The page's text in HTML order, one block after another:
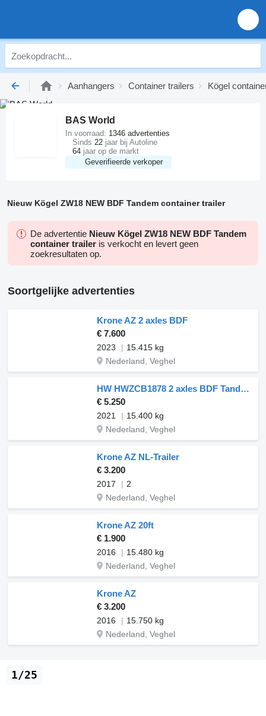
Aanhangers Container trailers Kögel
BAS World
Geverifieerde verkoper
In voorraad: 1346 advertenties
Sinds 22 jaar bij Autoline
64 jaar op de markt
Nieuw Kögel ZW18 NEW BDF Tandem container trailer
De advertentie Nieuw Kögel ZW18 NEW BDF Tandem
container trailer is verkocht en levert geen
zoekresultaten op.
Soortgelijke advertenties
Krone AZ 2 axles BDF
€ 7.600
2023
15.415 kg
Nederland, Veghel
HW HWZCB1878 2 axles BDF Tandem
€ 5.250
2021
15.400 kg
Nederland, Veghel
Krone AZ NL-Trailer
€ 3.200
2017
2
Nederland, Veghel
Krone AZ 20ft
€ 1.900
2016
15.480 kg
Nederland, Veghel
Krone AZ
€ 3.200
2016
15.750 kg
Nederland, Veghel
1/25